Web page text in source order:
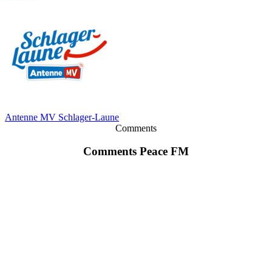
Antenne MV Schlager-Laune
Comments
Comments Peace FM